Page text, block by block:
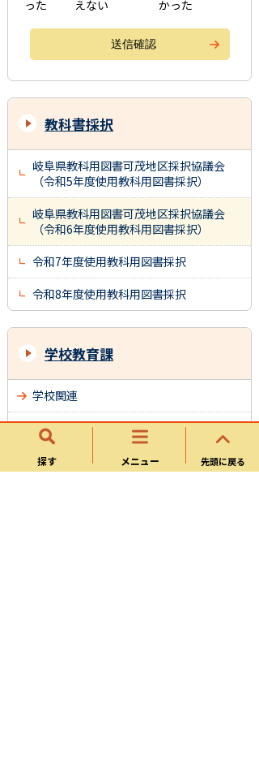
探す メニュー
った
えない
かった
先頭に戻る
教科書採択
岐阜県教科用図書可茂地区採択協議会
（令和5年度使用教科用図書採択）
岐阜県教科用図書可茂地区採択協議会
（令和6年度使用教科用図書採択）
令和7年度使用教科用図書採択
令和8年度使用教科用図書採択
学校教育課
学校関連
人材募集
ばら教室KANI